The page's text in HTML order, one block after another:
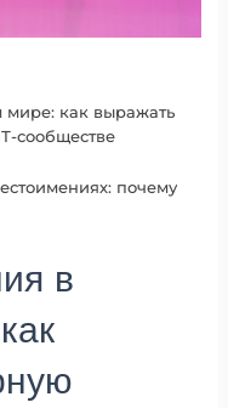
как выражать
сообществе
почему
в